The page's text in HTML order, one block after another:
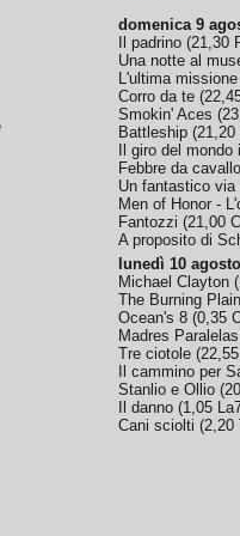
domenica 9
Il padrino (21,30
Una notte al
L'ultima missione
Corro da te (
Smokin' Aces (
Battleship (21,20
Il giro del mondo
Febbre da cavallo
Un fantastico via
Men of Honor -
Fantozzi (21,00
A proposito di
lunedì 10 agosto
Michael Clayton (
The Burning
Ocean's 8 (0,35
Madres Paralelas
Tre ciotole (22,55
Il cammino per
Stanlio e Ollio (
Il danno (1,05
Cani sciolti (2,20